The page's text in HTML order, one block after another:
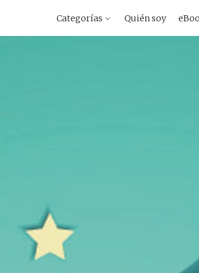
Categorías Quién soy